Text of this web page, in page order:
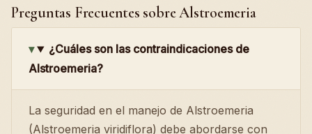
Preguntas Frecuentes sobre Alstroemeria
¿Cuáles son las contraindicaciones de
Alstroemeria?
La seguridad en el manejo de Alstroemeria
(Alstroemeria viridiflora) debe abordarse con